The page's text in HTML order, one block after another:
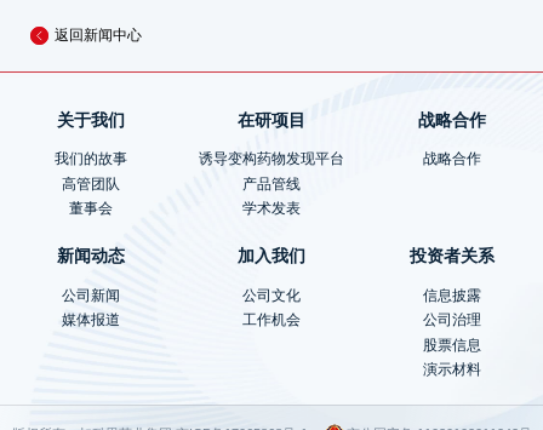
返回新闻中心
关于我们
我们的故事
高管团队
董事会
在研项目
诱导变构药物发现平台
产品管线
学术发表
战略合作
战略合作
新闻动态
公司新闻
媒体报道
加入我们
公司文化
工作机会
投资者关系
信息披露
公司治理
股票信息
演示材料